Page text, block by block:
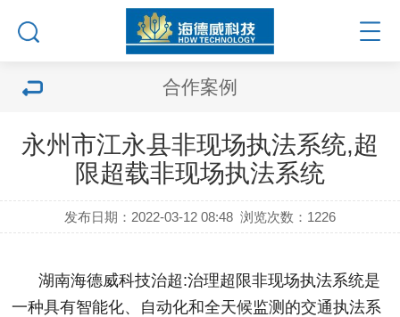
合作案例
永州市江永县非现场执法系统,超
限超载非现场执法系统
发布日期：2022-03-12 08:48 浏览次数： 1226
湖南海德威科技治超:治理超限非现场执法系统是
一种具有智能化、自动化和全天候监测的交通执法系